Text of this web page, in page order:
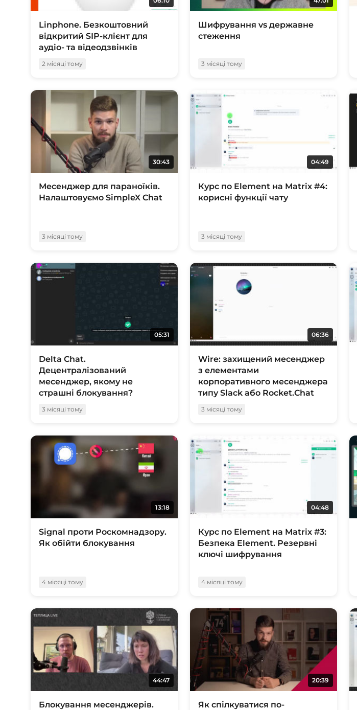
Linphone. Безкоштовний
відкритий SIP-клієнт для
аудіо- та відеодзвінків
2 місяці тому
Шифрування vs державне
стеження
3 місяці тому
30:43
Месенджер для параноїків.
Налаштовуємо SimpleX Chat
3 місяці тому
04:49
Курс по Element на Matrix #4:
корисні функції чату
3 місяці тому
05:31
Delta Chat.
Децентралізований
месенджер, якому не
страшні блокування?
3 місяці тому
06:36
Wire: захищений месенджер
з елементами
корпоративного месенджера
типу Slack або Rocket.Chat
3 місяці тому
13:18
Signal проти Роскомнадзору.
Як обійти блокування
4 місяці тому
04:48
Курс по Element на Matrix #3:
Безпека Element. Резервні
ключі шифрування
4 місяці тому
44:47
Блокування месенджерів.
20:39
Як спілкуватися по-